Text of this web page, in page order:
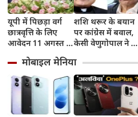
यूपी में पिछड़ा वर्ग
छात्रवृत्ति के लिए
आवेदन 11 अगस्त से,
तिथि, योगी सरकार में
छात्रों को मिला
मजबूत सहारा
शशि थरूर के बयान
पर कांग्रेस में बवाल,
केसी वेणुगोपाल ने दी
ने कसा यह तंज
मोबाइल मेनिया